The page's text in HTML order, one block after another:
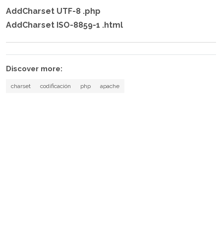
AddCharset UTF-8 .php
AddCharset ISO-8859-1 .html
Discover more:
charset codificación php apache